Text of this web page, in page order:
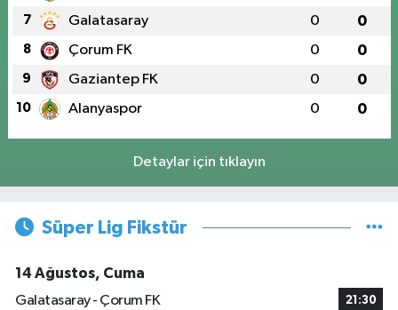
7 Galatasaray 0 0
8 Çorum FK 0 0
9 Gaziantep FK 0 0
10 Alanyaspor 0 0
Detaylar için tıklayın
Süper Lig Fikstür
14 Ağustos, Cuma
Galatasaray - Çorum FK
21:30